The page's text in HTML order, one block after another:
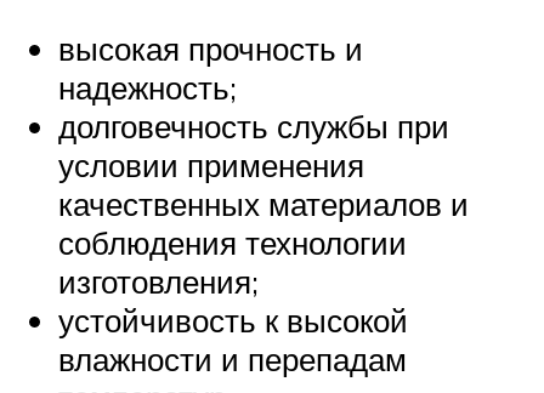
высокая прочность и
надежность;
долговечность службы при
условии применения
качественных материалов и
соблюдения технологии
изготовления;
устойчивость к высокой
влажности и перепадам